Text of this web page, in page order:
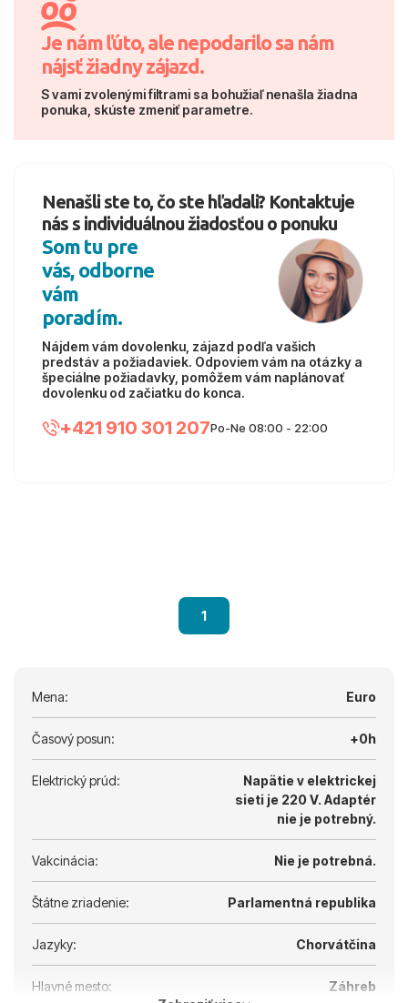
Je nám ľúto, ale nepodarilo sa nám
nájsť žiadny zájazd.
S vami zvolenými filtrami sa bohužiaľ nenašla žiadna
ponuka, skúste zmeniť parametre.
Nenašli ste to, čo ste hľadali? Kontaktuje
nás s individuálnou žiadosťou o ponuku
Som tu pre
vás, odborne
vám
poradím.
Nájdem vám dovolenku, zájazd podľa vašich
predstáv a požiadaviek. Odpoviem vám na otázky a
špeciálne požiadavky, pomôžem vám naplánovať
dovolenku od začiatku do konca.
+421 910 301 207Po-Ne 08:00 - 22:00
1
Mena: Euro
Časový posun: +0h
Elektrický prúd:
Napätie v elektrickej
sieti je 220 V. Adaptér
nie je potrebný.
Vakcinácia: Nie je potrebná.
Štátne zriadenie: Parlamentná republika
Jazyky: Chorvátčina
Hlavné mesto:
Záhreb